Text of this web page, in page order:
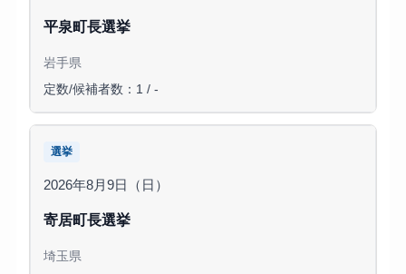
平泉町長選挙
岩手県
定数/候補者数：1 / -
選挙
2026年8月9日（日）
寄居町長選挙
埼玉県